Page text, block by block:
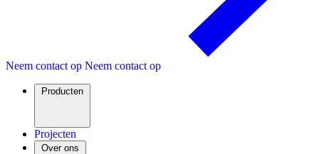
Neem contact op Neem contact op
Producten
Projecten
Over ons